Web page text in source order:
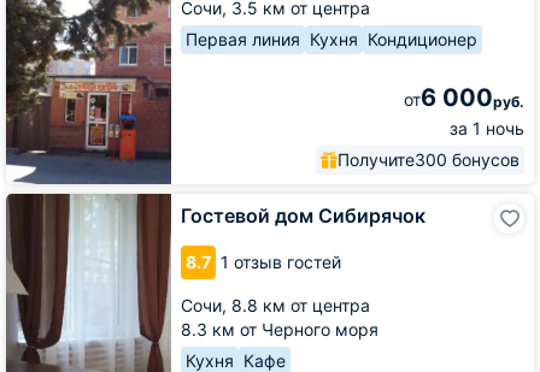
Сочи, 3.5 км от центра
Первая линия Кухня Кондиционер
от6 000руб.
за 1 ночь
Получите300 бонусов
Гостевой дом Сибирячок
8.7 1 отзыв гостей
Сочи, 8.8 км от центра
8.3 км от Черного моря
Кухня Кафе
Гостевой
Сибирячок